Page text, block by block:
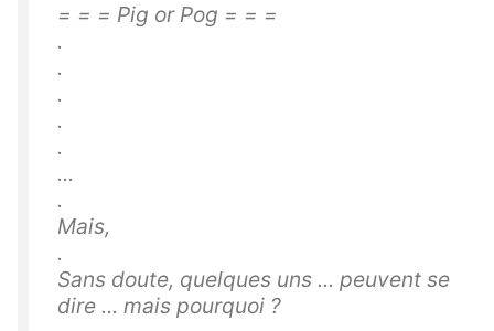
= = = Pig or Pog = = =
.
.
.
.
.
...
.
Mais,
.
Sans doute, quelques uns ... peuvent se
dire ... mais pourquoi ?